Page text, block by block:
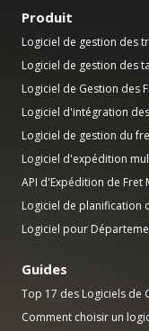
Produit
Logiciel de gestion des
Logiciel de gestion des
Logiciel de Gestion des
Logiciel d'intégration
Logiciel de gestion du
Logiciel d'expédition
API d'Expédition de
Logiciel de planification
Logiciel pour
Guides
Top 17 des Logiciels de
Comment choisir un